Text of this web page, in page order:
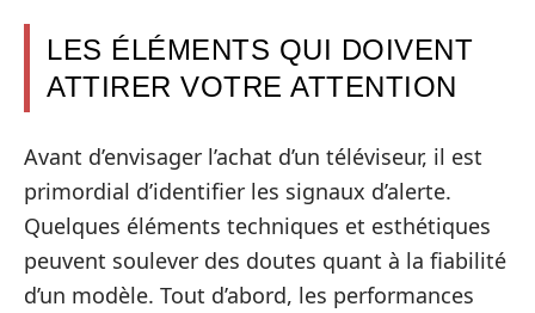
LES ÉLÉMENTS QUI DOIVENT
ATTIRER VOTRE ATTENTION
Avant d’envisager l’achat d’un téléviseur, il est
primordial d’identifier les signaux d’alerte.
Quelques éléments techniques et esthétiques
peuvent soulever des doutes quant à la fiabilité
d’un modèle. Tout d’abord, les performances